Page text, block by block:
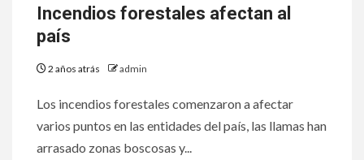
Incendios forestales afectan al
país
2 años atrás admin
Los incendios forestales comenzaron a afectar
varios puntos en las entidades del país, las llamas han
arrasado zonas boscosas y...